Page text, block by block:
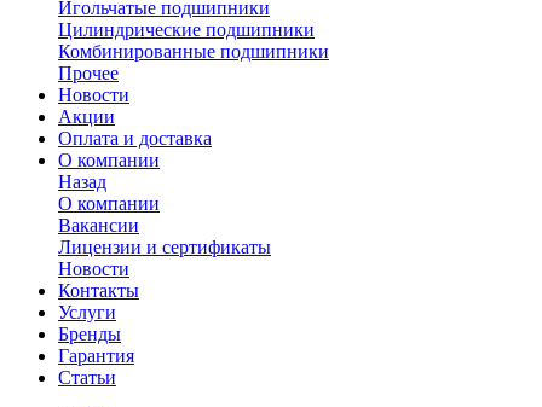
Игольчатые подшипники
Цилиндрические подшипники
Комбинированные подшипники
Прочее
Новости
Акции
Оплата и доставка
О компании
Назад
О компании
Вакансии
Лицензии и сертификаты
Новости
Контакты
Услуги
Бренды
Гарантия
Статьи